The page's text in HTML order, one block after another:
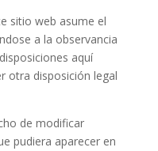
sitio web asume el
a la observancia
aquí
otra disposición legal
de modificar
pudiera aparecer en